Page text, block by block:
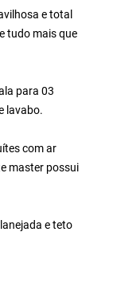
e total
tudo mais que
para 03
lavabo.
com ar
master possui
e teto